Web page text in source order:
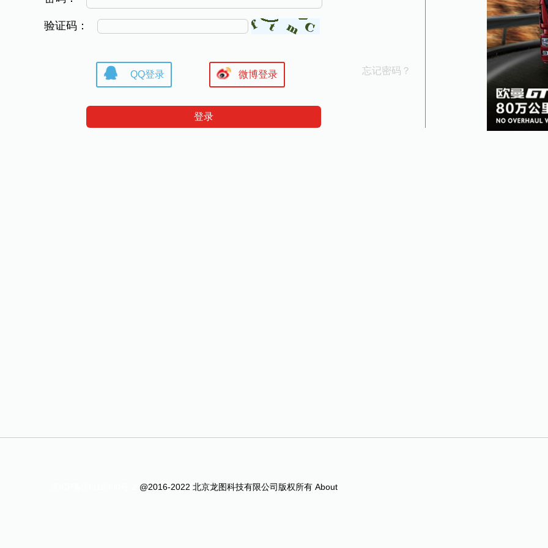
验证码：
QQ登录 微博登录 忘记密码？
@2016-2022 北京龙图科技有限公司版权所有 About